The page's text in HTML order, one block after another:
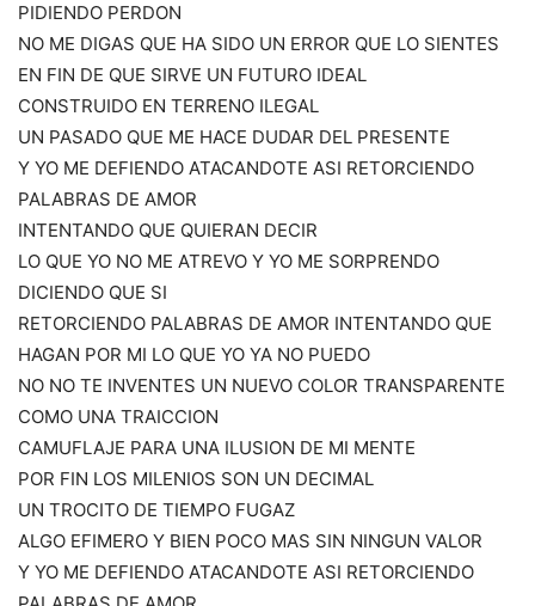
PIDIENDO PERDON
NO ME DIGAS QUE HA SIDO UN ERROR QUE LO SIENTES
EN FIN DE QUE SIRVE UN FUTURO IDEAL
CONSTRUIDO EN TERRENO ILEGAL
UN PASADO QUE ME HACE DUDAR DEL PRESENTE
Y YO ME DEFIENDO ATACANDOTE ASI RETORCIENDO
PALABRAS DE AMOR
INTENTANDO QUE QUIERAN DECIR
LO QUE YO NO ME ATREVO Y YO ME SORPRENDO
DICIENDO QUE SI
RETORCIENDO PALABRAS DE AMOR INTENTANDO QUE
HAGAN POR MI LO QUE YO YA NO PUEDO
NO NO TE INVENTES UN NUEVO COLOR TRANSPARENTE
COMO UNA TRAICCION
CAMUFLAJE PARA UNA ILUSION DE MI MENTE
POR FIN LOS MILENIOS SON UN DECIMAL
UN TROCITO DE TIEMPO FUGAZ
ALGO EFIMERO Y BIEN POCO MAS SIN NINGUN VALOR
Y YO ME DEFIENDO ATACANDOTE ASI RETORCIENDO